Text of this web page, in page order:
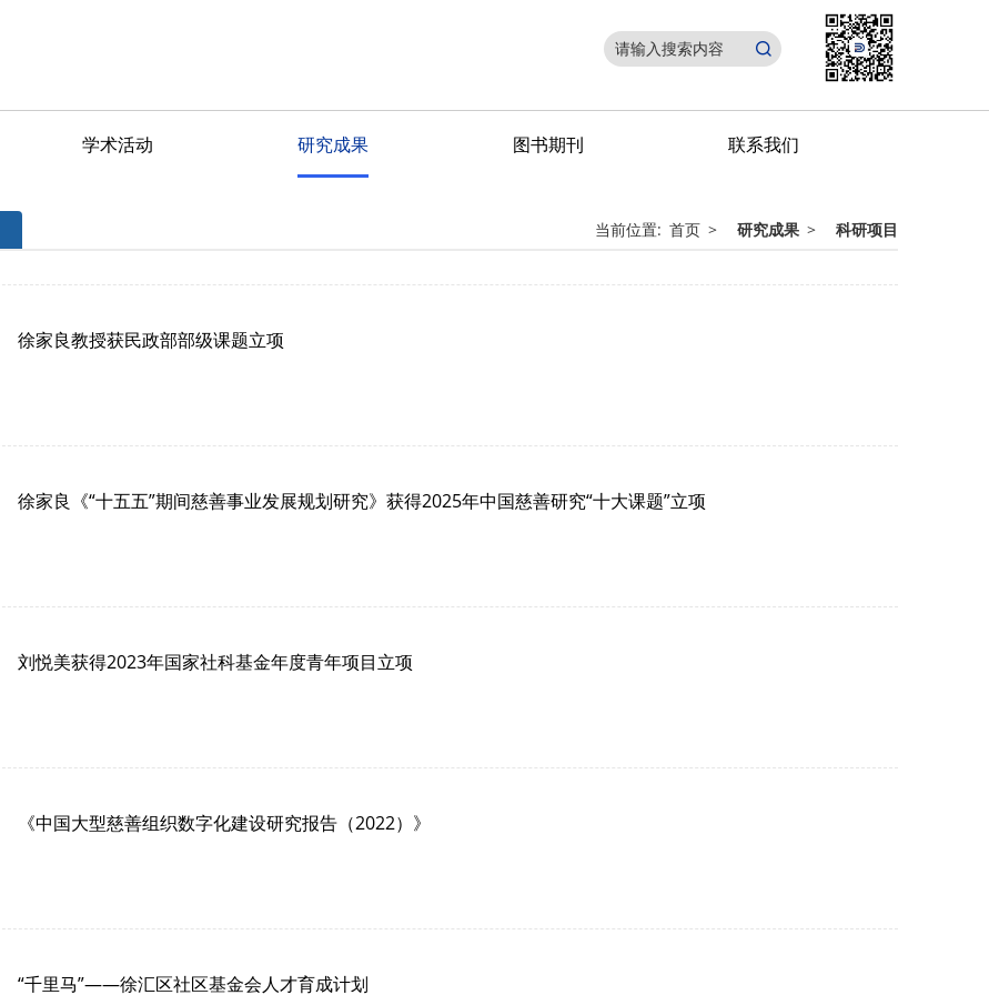
学术活动 研究成果 图书期刊 联系我们
当前位置: 首页 > 研究成果 > 科研项目
徐家良教授获民政部部级课题立项
徐家良《“十五五”期间慈善事业发展规划研究》获得2025年中国慈善研究“十大课题”立项
刘悦美获得2023年国家社科基金年度青年项目立项
《中国大型慈善组织数字化建设研究报告（2022）》
“千里马”——徐汇区社区基金会人才育成计划